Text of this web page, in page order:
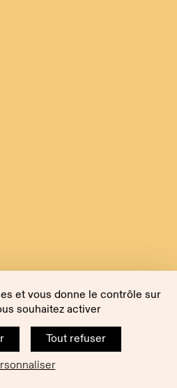
et vous donne le contrôle sur
souhaitez activer
Tout refuser